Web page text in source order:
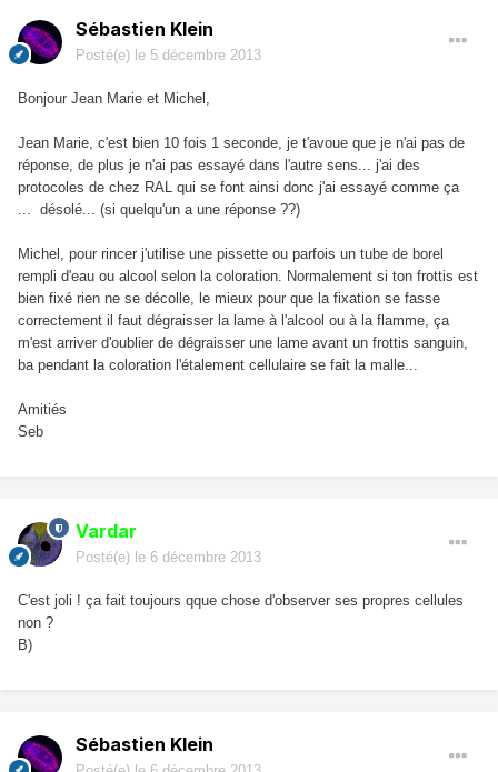
Sébastien Klein
Posté(e) le 5 décembre 2013
Bonjour Jean Marie et Michel,
Jean Marie, c'est bien 10 fois 1 seconde, je t'avoue que je n'ai pas de
réponse, de plus je n'ai pas essayé dans l'autre sens... j'ai des
protocoles de chez RAL qui se font ainsi donc j'ai essayé comme ça
... désolé... (si quelqu'un a une réponse ??)
Michel, pour rincer j'utilise une pissette ou parfois un tube de borel
rempli d'eau ou alcool selon la coloration. Normalement si ton frottis est
bien fixé rien ne se décolle, le mieux pour que la fixation se fasse
correctement il faut dégraisser la lame à l'alcool ou à la flamme, ça
m'est arriver d'oublier de dégraisser une lame avant un frottis sanguin,
ba pendant la coloration l'étalement cellulaire se fait la malle...
Amitiés
Seb
Vardar
Posté(e) le 6 décembre 2013
C'est joli ! ça fait toujours qque chose d'observer ses propres cellules
non ?
B)
Sébastien Klein